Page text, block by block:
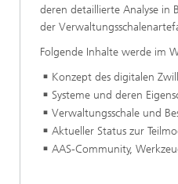
deren detaillierte Analyse in
der
Folgende Inhalte werde im
Konzept des digitalen
Systeme und deren
Verwaltungsschale und
Aktueller Status zur
AAS-Community,